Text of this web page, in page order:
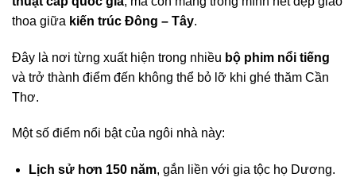
thoa giữa kiến trúc Đông – Tây.
Đây là nơi từng xuất hiện trong nhiều bộ phim nổi tiếng
và trở thành điểm đến không thể bỏ lỡ khi ghé thăm Cần
Thơ.
Một số điểm nổi bật của ngôi nhà này:
Lịch sử hơn 150 năm, gắn liền với gia tộc họ Dương.